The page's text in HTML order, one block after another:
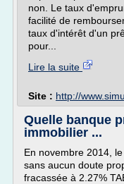
non. Le taux
facilité de
taux d'intérêt d'un
pour...
Lire la suite
Site : http://
Quelle banque
immobilier ...
En novembre 2014,
sans aucun doute
fracassée à 2.27%